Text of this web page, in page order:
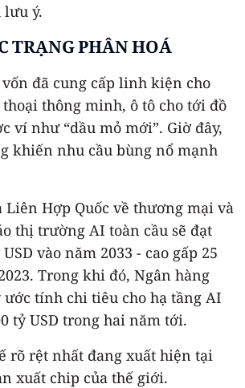
lưu ý.
TRẠNG PHÂN HOÁ
đã cung cấp linh kiện cho
thông minh, ô tô cho tới đồ
ví như “dầu mỏ mới”. Giờ đây,
khiến nhu cầu bùng nổ mạnh
Liên Hợp Quốc về thương mại và
thị trường AI toàn cầu sẽ đạt
vào năm 2033 - cao gấp 25
Trong khi đó, Ngân hàng
ước tính chi tiêu cho hạ tầng AI
tỷ USD trong hai năm tới.
rõ rệt nhất đang xuất hiện tại
xuất chip của thế giới.